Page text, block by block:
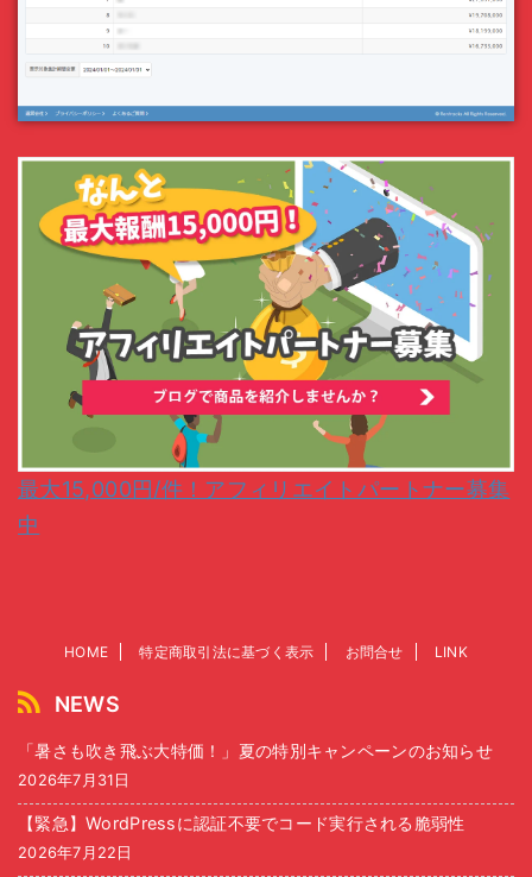
最大15,000円/件！アフィリエイトパートナー募集
中
HOME 特定商取引法に基づく表示 お問合せ LINK
NEWS
「暑さも吹き飛ぶ大特価！」夏の特別キャンペーンのお知らせ
2026年7月31日
【緊急】WordPressに認証不要でコード実行される脆弱性
2026年7月22日